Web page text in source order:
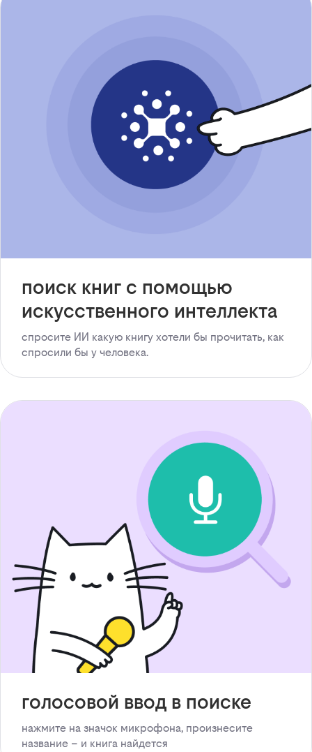
поиск книг с помощью
искусственного интеллекта
спросите ИИ какую книгу хотели бы прочитать, как
спросили бы у человека.
голосовой ввод в поиске
нажмите на значок микрофона, произнесите
название – и книга найдется